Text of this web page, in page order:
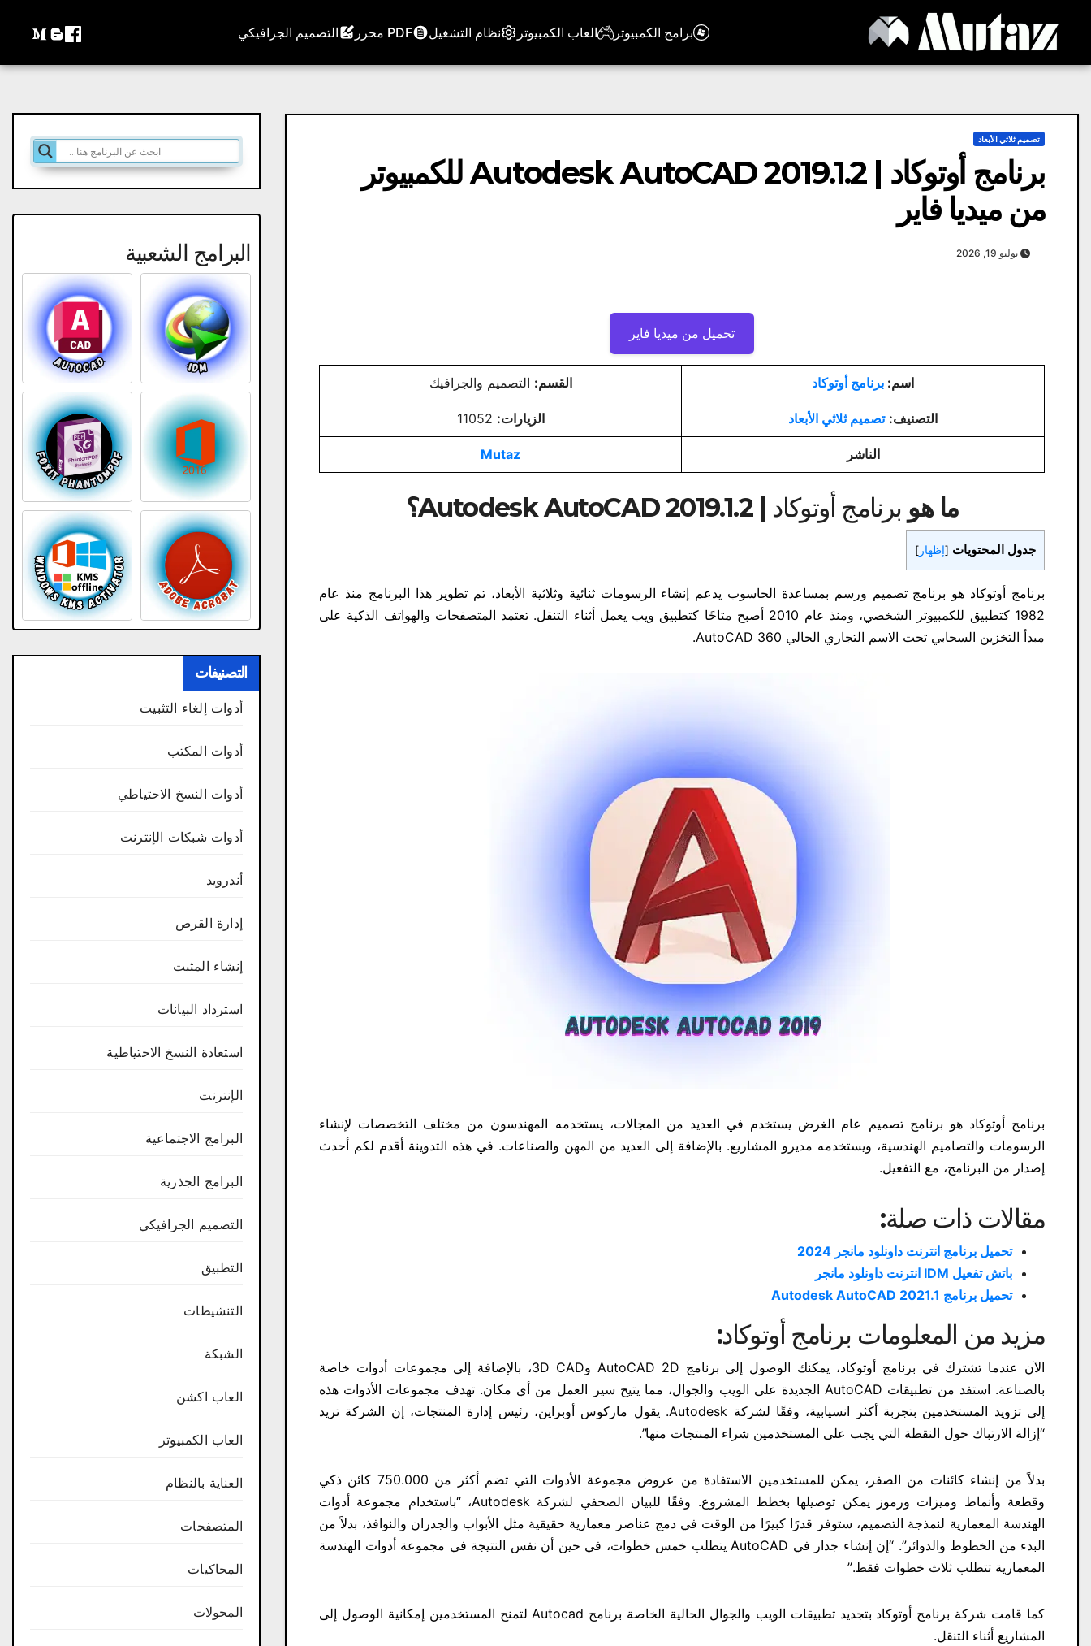
content
برامج الكمبيوتر العاب الكمبيوتر نظام التشغيل PDF محرر التصميم الجرافيكي
تصميم ثلاثي الأبعاد
برنامج أوتوكاد | Autodesk AutoCAD 2019.1.2 للكمبيوتر
من ميديا ​​فاير
يوليو 19, 2026
تحميل من ميديا ​​فاير
اسم: برنامج أوتوكاد القسم: التصميم والجرافيك
التصنيف: تصميم ثلاثي الأبعاد الزيارات:
الناشر Mutaz
ما هو برنامج أوتوكاد | Autodesk AutoCAD 2019.1.2 ؟
جدول المحتويات [إظهار ]
برنامج أوتوكاد هو برنامج تصميم ورسم بمساعدة الحاسوب يدعم إنشاء الرسومات ثنائية وثلاثية الأبعاد، تم تطوير هذا البرنامج منذ عام
1982 كتطبيق للكمبيوتر الشخصي، ومنذ عام 2010 أصبح متاحًا كتطبيق ويب يعمل أثناء التنقل. تعتمد المتصفحات والهواتف الذكية على
مبدأ التخزين السحابي تحت الاسم التجاري الحالي AutoCAD 360.
برنامج أوتوكاد هو برنامج تصميم عام الغرض يستخدم في العديد من المجالات، يستخدمه المهندسون من مختلف التخصصات لإنشاء
الرسومات والتصاميم الهندسية، ويستخدمه مديرو المشاريع. بالإضافة إلى العديد من المهن والصناعات. في هذه التدوينة أقدم لكم أحدث
إصدار من البرنامج، مع التفعيل.
مقالات ذات صلة:
تحميل برنامج انترنت داونلود مانجر 2024
باتش تفعيل IDM انترنت داونلود مانجر
تحميل برنامج Autodesk AutoCAD 2021.1
مزيد من المعلومات برنامج أوتوكاد:
الآن عندما تشترك في برنامج أوتوكاد، يمكنك الوصول إلى برنامج AutoCAD 2D و3D CAD، بالإضافة إلى مجموعات أدوات خاصة
بالصناعة. استفد من تطبيقات AutoCAD الجديدة على الويب والجوال، مما يتيح سير العمل من أي مكان. تهدف مجموعات الأدوات هذه
إلى تزويد المستخدمين بتجربة أكثر انسيابية، وفقًا لشركة Autodesk. يقول ماركوس أوبراين، رئيس إدارة المنتجات، إن الشركة تريد
“إزالة الارتباك حول النقطة التي يجب على المستخدمين شراء المنتجات منها”.
بدلاً من إنشاء كائنات من الصفر، يمكن للمستخدمين الاستفادة من عروض مجموعة الأدوات التي تضم أكثر من 750.000 كائن ذكي
وقطعة وأنماط وميزات ورموز يمكن توصيلها بخطط المشروع. وفقًا للبيان الصحفي لشركة Autodesk، “باستخدام مجموعة أدوات
الهندسة المعمارية لنمذجة التصميم، ستوفر قدرًا كبيرًا من الوقت في دمج عناصر معمارية حقيقية مثل الأبواب والجدران والنوافذ، بدلاً من
البدء من الخطوط والدوائر”. “إن إنشاء جدار في AutoCAD يتطلب خمس خطوات، في حين أن نفس النتيجة في مجموعة أدوات الهندسة
المعمارية تتطلب ثلاث خطوات فقط.”
كما قامت شركة برنامج أوتوكاد بتجديد تطبيقات الويب والجوال الحالية الخاصة برنامج Autocad لتمنح المستخدمين إمكانية الوصول إلى
المشاريع أثناء التنقل.
البرامج الشعبية
التصنيفات
أدوات إلغاء التثبيت
أدوات المكتب
أدوات النسخ الاحتياطي
أدوات شبكات الإنترنت
أندرويد
إدارة القرص
إنشاء المثبت
استرداد البيانات
استعادة النسخ الاحتياطية
الإنترنت
البرامج الاجتماعية
البرامج الجذرية
التصميم الجرافيكي
التطبيق
التنشيطات
الشبكة
العاب اكشن
العاب الكمبيوتر
العناية بالنظام
المتصفحات
المحاكيات
المحولات